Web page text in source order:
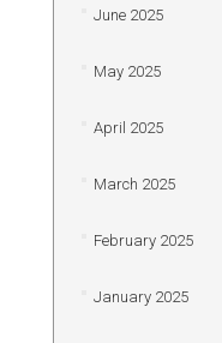
June 2025
May 2025
April 2025
March 2025
February 2025
January 2025